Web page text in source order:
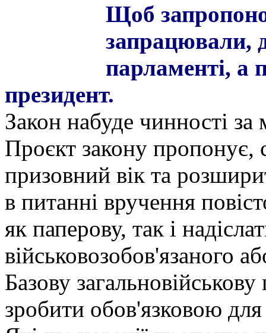
Щоб
запрацювали,
парламенті, а
президент.
Закон набуде чинності за
Проєкт закону пропонує,
призовний вік та
в питанні вручення
як паперову, так і
військовозобов'язаного
Базову
зробити обов'язковою для